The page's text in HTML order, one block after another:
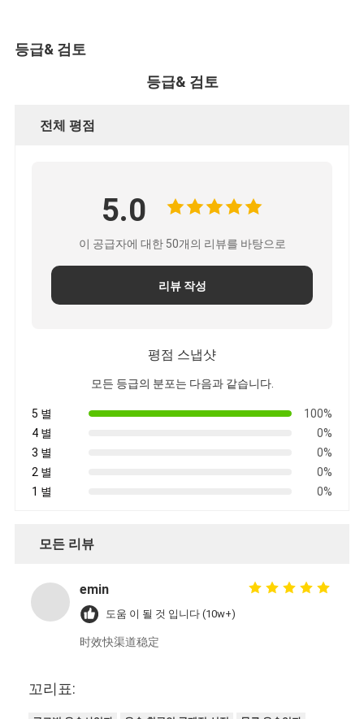
등급& 검토
등급& 검토
전체 평점
5.0
이 공급자에 대한 50개의 리뷰를 바탕으로
리뷰 작성
평점 스냅샷
모든 등급의 분포는 다음과 같습니다.
5 별
100%
4 별
0%
3 별
0%
2 별
0%
1 별
0%
모든 리뷰
emin
도움 이 될 것 입니다 (10w+)
时效快渠道稳定
꼬리표: